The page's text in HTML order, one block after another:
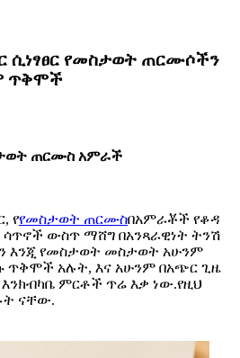
ሲነፃፀር የመስታወት ጠርሙሶችን
ጥቅሞች
ጠርሙስ አምራች
የየመስታወት ጠርሙስበአምራቾች የቆዳ
ውስጥ ማሸግ በአንጻራዊነት ትንሽ
እንጂ የመስታወት መስታወት አሁንም
ጥቅሞች አሉት, እና አሁንም በአጭር ጊዜ
ምርቶች ጥሬ እቃ ነው.የዚህ
ናቸው.